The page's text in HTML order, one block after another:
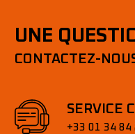
UNE
CONTACTEZ-
SERVICE
+33 01 34 84